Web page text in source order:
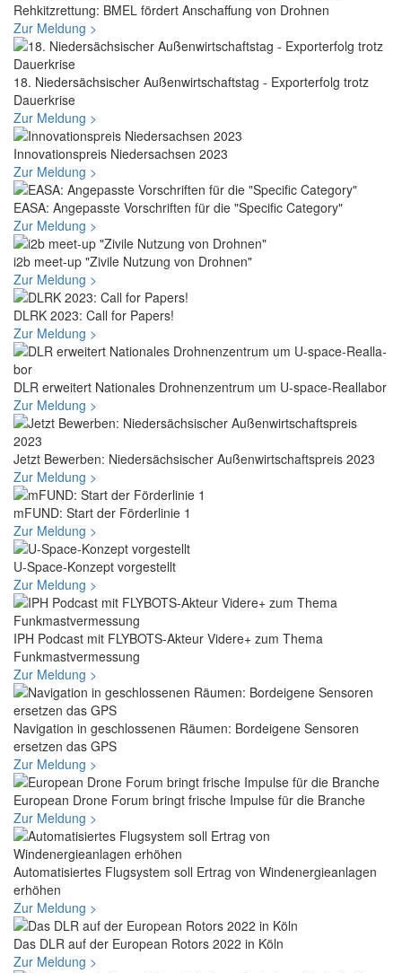
Rehkitzrettung: BMEL fördert Anschaffung von Drohnen
Zur Meldung >
18. Niedersächsischer Außenwirtschaftstag - Exporterfolg trotz
Dauerkrise
Zur Meldung >
Innovationspreis Niedersachsen 2023
Zur Meldung >
EASA: Angepasste Vorschriften für die "Specific Category"
Zur Meldung >
i2b meet-up "Zivile Nutzung von Drohnen"
Zur Meldung >
DLRK 2023: Call for Papers!
Zur Meldung >
DLR er­wei­tert Na­tio­na­les Droh­nen­zen­trum um U-space-Re­alla­bor
Zur Meldung >
Jetzt Bewerben: Niedersächsischer Außenwirtschaftspreis 2023
Zur Meldung >
mFUND: Start der Förderlinie 1
Zur Meldung >
U-Space-Konzept vorgestellt
Zur Meldung >
IPH Podcast mit FLYBOTS-Akteur Videre+ zum Thema
Funkmastvermessung
Zur Meldung >
Navigation in geschlossenen Räumen: Bordeigene Sensoren
ersetzen das GPS
Zur Meldung >
European Drone Forum bringt frische Impulse für die Branche
Zur Meldung >
Automatisiertes Flugsystem soll Ertrag von Windenergieanlagen
erhöhen
Zur Meldung >
Das DLR auf der Eu­ro­pean Ro­tors 2022 in Köln
Zur Meldung >